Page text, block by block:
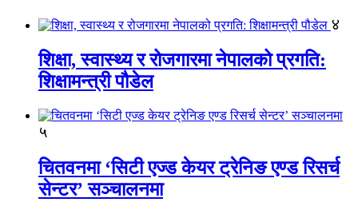
४
शिक्षा, स्वास्थ्य र रोजगारमा नेपालको प्रगति:
शिक्षामन्त्री पौडेल
५
चितवनमा ‘सिटी एज्ड केयर ट्रेनिङ एण्ड रिसर्च
सेन्टर’ सञ्चालनमा